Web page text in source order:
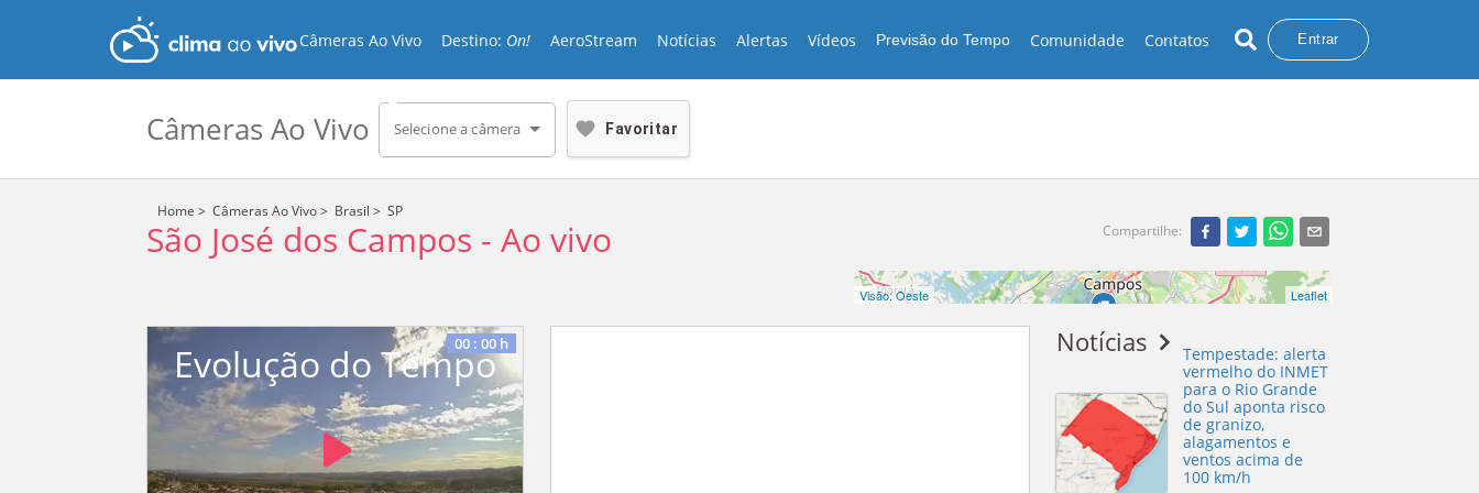
Câmeras Ao Vivo Destino: On! AeroStream Notícias Alertas Vídeos Previsão do Tempo Comunidade Contatos Entrar
Câmeras Ao Vivo Selecione a câmera Favoritar
Home > Câmeras Ao Vivo> Brasil > SP
São José dos Campos - Ao vivo Compartilhe:
UnmuteStream
Leaflet
Visão:Oeste
00 :00 h
Evolução do Tempo Notícias
Tempestade: alerta
vermelho do INMET
para o Rio Grande
do Sul aponta risco
de granizo,
alagamentos e
ventos acima de
100 km/h